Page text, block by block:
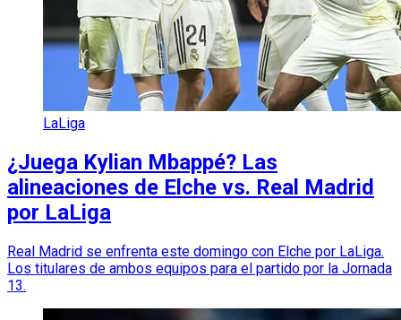
LaLiga
¿Juega Kylian Mbappé? Las
alineaciones de Elche vs. Real Madrid
por LaLiga
Real Madrid se enfrenta este domingo con Elche por LaLiga.
Los titulares de ambos equipos para el partido por la Jornada
13.